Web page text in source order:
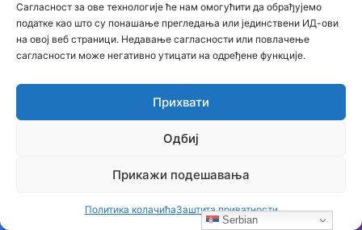
Сагласност за ове технологије ће нам омогућити да обрађујемо
податке као што су понашање прегледања или јединствени ИД-ови
на овој веб страници. Недавање сагласности или повлачење
сагласности може негативно утицати на одређене функције.
Прихвати
Одбиј
Прикажи подешавања
Политика колачићаЗаштита приватности
Наjпопуларније вести
Овако је било вечерас у Црној Гори која је оборила
рекорд, око 250000 људи у литији (видео, фотографије)
23.02.2021
Застрашујућа сведочења српског патолога: Ово је
изнели ИСТИНУ о страдању СРБА!
Serbian